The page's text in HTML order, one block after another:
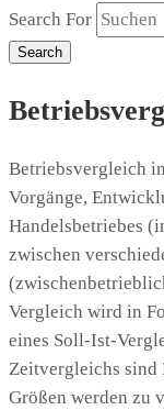
Search For
Search
Betriebsvergleich
Vorgänge,
Handelsbetriebes
zwischen
Vergleich wird in
eines Soll-Ist-
Zeitvergleichs sind
Größen werden zu